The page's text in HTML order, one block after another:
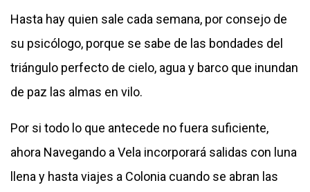
Hasta hay quien sale cada semana, por consejo de
su psicólogo, porque se sabe de las bondades del
triángulo perfecto de cielo, agua y barco que inundan
de paz las almas en vilo.
Por si todo lo que antecede no fuera suficiente,
ahora Navegando a Vela incorporará salidas con luna
llena y hasta viajes a Colonia cuando se abran las